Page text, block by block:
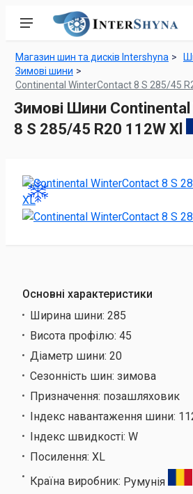
Магазин шин та дисків Intershyna
Зимові шини
Continental WinterContact 8 S 285/45
Зимові Шини
8 S 285/45 R20 112W Xl
Основні характеристики
Ширина шини: 285
Висота профілю: 45
Діаметр шини: 20
Сезонність шин: зимова
Призначення: позашляховик
Індекс навантаження шини:
Індекс швидкості: W
Посилення: XL
Країна виробник: Румунія